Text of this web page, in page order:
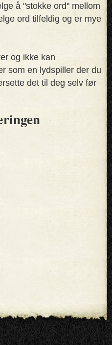
å "stokke ord" mellom
ord tilfeldig og er mye
og ikke kan
som en lydspiller der du
det til deg selv før